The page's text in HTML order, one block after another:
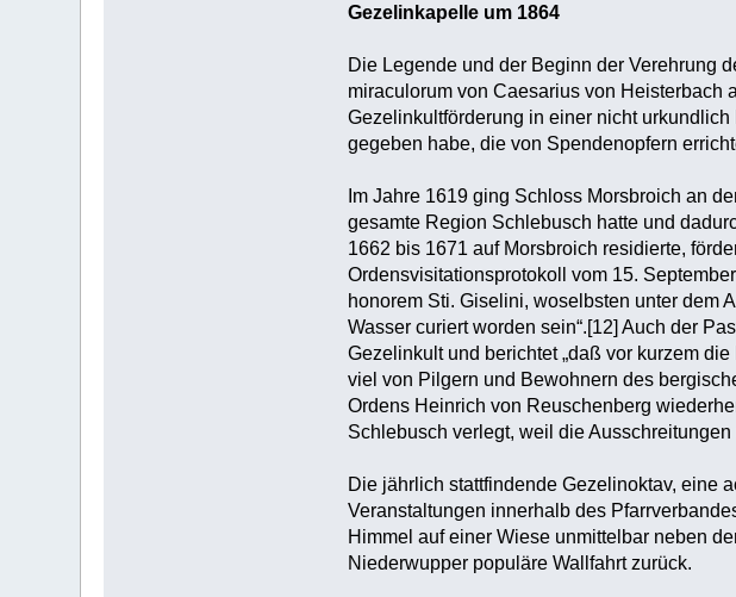
Gezelinkapelle um 1864
Die Legende und der Beginn der Verehrung
miraculorum von Caesarius von Heisterbach
Gezelinkultförderung in einer nicht
gegeben habe, die von Spendenopfern
Im Jahre 1619 ging Schloss Morsbroich an
gesamte Region Schlebusch hatte und
1662 bis 1671 auf Morsbroich residierte,
Ordensvisitationsprotokoll vom 15.
honorem Sti. Giselini, woselbsten unter dem
Wasser curiert worden sein“.[12] Auch der
Gezelinkult und berichtet „daß vor kurzem
viel von Pilgern und Bewohnern des
Ordens Heinrich von Reuschenberg
Schlebusch verlegt, weil die
Die jährlich stattfindende Gezelinoktav, eine
Veranstaltungen innerhalb des
Himmel auf einer Wiese unmittelbar neben
Niederwupper populäre Wallfahrt zurück.